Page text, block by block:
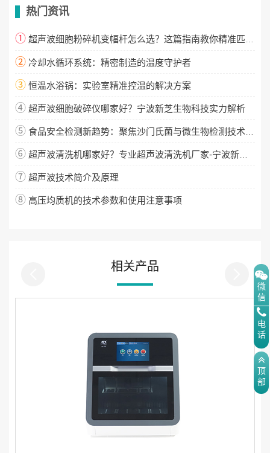
热门资讯
① 超声波细胞粉碎机变幅杆怎么选？这篇指南教你精准匹配！
② 冷却水循环系统：精密制造的温度守护者
③ 恒温水浴锅：实验室精准控温的解决方案
④ 超声波细胞破碎仪哪家好？宁波新芝生物科技实力解析
⑤ 食品安全检测新趋势：聚焦沙门氏菌与微生物检测技术升级
⑥ 超声波清洗机哪家好？专业超声波清洗机厂家-宁波新芝生物
⑦ 超声波技术简介及原理
⑧ 高压均质机的技术参数和使用注意事项
相关产品
微
信
电
话
顶
部